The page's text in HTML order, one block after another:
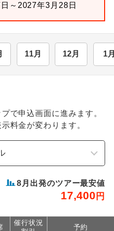
～2027年3月28日
11月 12月 1
で申込画面に進みます。
料金が変わります。
8 月出発のツアー最安値
17,400 円
催行状況
予約